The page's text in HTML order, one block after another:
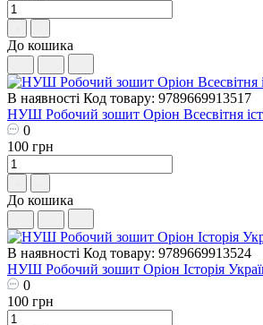
До кошика
В наявності Код товару: 9789669913517
НУШ Робочий зошит Оріон Всесвітня
0
100 грн
До кошика
В наявності Код товару: 9789669913524
НУШ Робочий зошит Оріон Історія
0
100 грн